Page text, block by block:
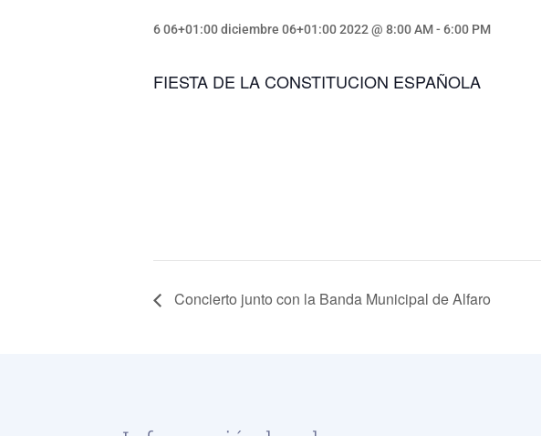
6 06+01:00 diciembre 06+01:00 2022 @ 8:00 AM-6:00 PM
FIESTA DE LA CONSTITUCION ESPAÑOLA
Concierto junto con la Banda Municipal de Alfaro